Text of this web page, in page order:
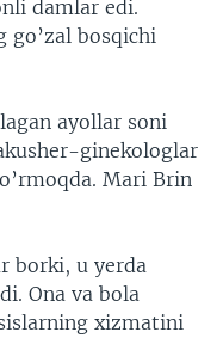
damlar edi.
go’zal bosqichi
ayollar soni
ginekologlar
Mari Brin
borki, u yerda
Ona va bola
xizmatini